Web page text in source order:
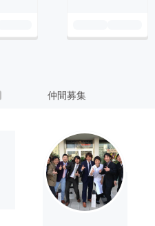
仲間募集